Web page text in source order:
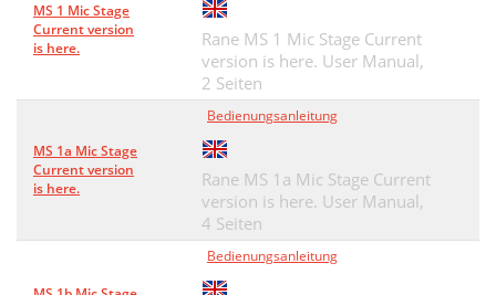
MS 1 Mic Stage
Current version
is here.
Rane MS 1 Mic Stage Current
version is here. User Manual,
2 Seiten
MS 1a Mic Stage
Current version
is here.
Bedienungsanleitung
Rane MS 1a Mic Stage Current
version is here. User Manual,
4 Seiten
Bedienungsanleitung